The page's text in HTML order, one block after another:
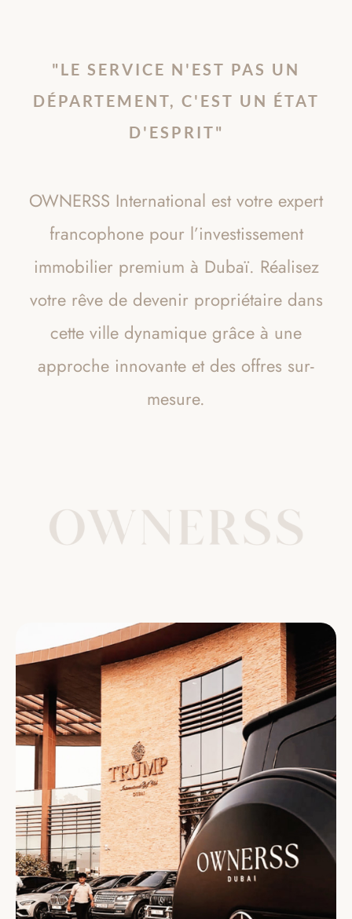
"LE SERVICE N'EST PAS UN
DÉPARTEMENT,​ C'EST UN ÉTAT
D'ESPRIT"
OWNERSS International est votre expert
francophone pour l’investissement
immobilier premium à Dubaï. Réalisez
votre rêve de devenir propriétaire dans
cette ville dynamique grâce à une
approche innovante et des offres sur-
mesure.